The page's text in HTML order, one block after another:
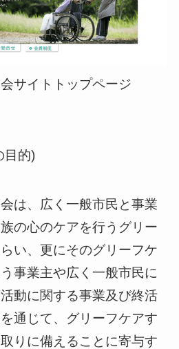
サイトトップページ
目的)
は、広く一般市民と事業
の心のケアを行うグリー
い、更にそのグリーフケ
事業主や広く一般市民に
動に関する事業及び終活
通じて、グリーフケアす
りに備えることに寄与す